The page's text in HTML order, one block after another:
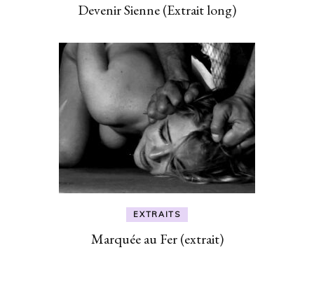
Devenir Sienne (Extrait long)
EXTRAITS
Marquée au Fer (extrait)